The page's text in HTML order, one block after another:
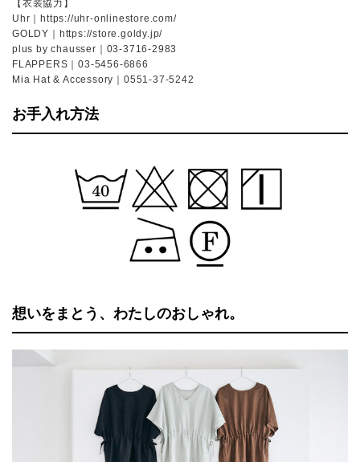
【衣装協力】
Uhr｜https://uhr-onlinestore.com/
GOLDY｜https://store.goldy.jp/
plus by chausser｜03-3716-2983
FLAPPERS｜03-5456-6866
Mia Hat & Accessory｜0551-37-5242
お手入れ方法
想いをまとう、わたしのおしゃれ。